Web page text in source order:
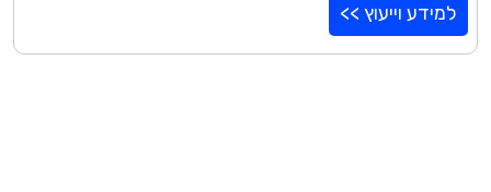
למידע וייעוץ >>